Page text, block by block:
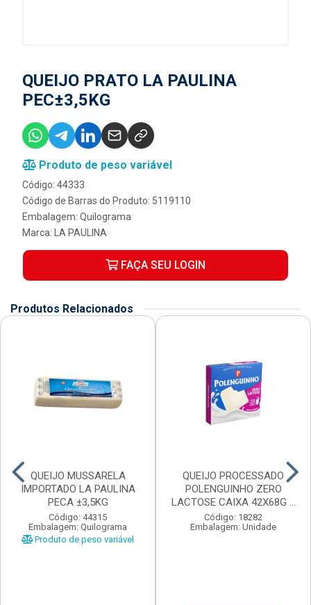
QUEIJO PRATO LA PAULINA
PEC±3,5KG
Produto de peso variável
Código: 44333
Código de Barras do Produto: 5119110
Embalagem: Quilograma
Marca:
LA PAULINA
FAÇA SEU LOGIN
Produtos Relacionados
QUEIJO MUSSARELA
IMPORTADO LA PAULINA
PECA ±3,5KG
Código: 44315
Embalagem: Quilograma
Produto de peso variável
QUEIJO PROCESSADO
POLENGUINHO ZERO
LACTOSE CAIXA 42X68G 4
UN...
Código: 18282
Embalagem: Unidade